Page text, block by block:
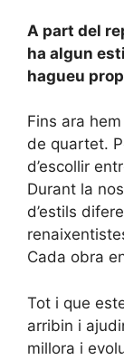
A part del
ha algun
hagueu
Fins ara
de quartet.
d’escollir
Durant la
d’estils
Cada obra
Tot i que
arribin i
millora i